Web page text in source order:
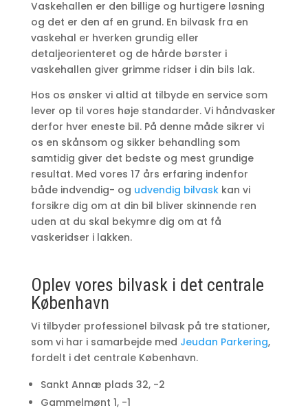
Vaskehallen er den billige og hurtigere løsning
og det er den af en grund. En bilvask fra en
vaskehal er hverken grundig eller
detaljeorienteret og de hårde børster i
vaskehallen giver grimme ridser i din bils lak.
Hos os ønsker vi altid at tilbyde en service som
lever op til vores høje standarder. Vi håndvasker
derfor hver eneste bil. På denne måde sikrer vi
os en skånsom og sikker behandling som
samtidig giver det bedste og mest grundige
resultat. Med vores 17 års erfaring indenfor
både indvendig- og udvendig bilvaskkan vi
forsikre dig om at din bil bliver skinnende ren
uden at du skal bekymre dig om at få
vaskeridser i lakken.
Oplev vores bilvask i det centrale
København
Vi tilbyder professionel bilvask på tre stationer,
som vi har i samarbejde med Jeudan Parkering,
fordelt i det centrale København.
Sankt Annæ plads 32, -2
Gammelmønt 1, -1